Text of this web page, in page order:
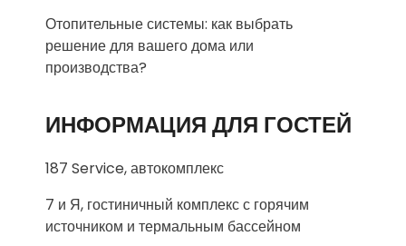
Отопительные системы: как выбрать
решение для вашего дома или
производства?
ИНФОРМАЦИЯ ДЛЯ ГОСТЕЙ
187 Service, автокомплекс
7 и Я, гостиничный комплекс с горячим
источником и термальным бассейном